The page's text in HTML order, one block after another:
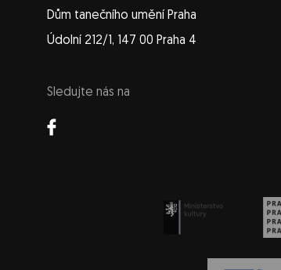
Dům tanečního umění Praha
Údolní 212/1, 147 00 Praha 4
Sledujte nás na